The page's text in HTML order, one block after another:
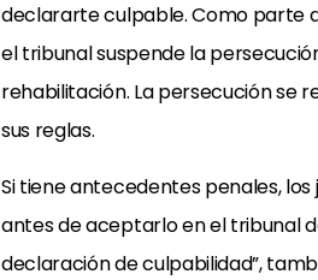
declararte culpable. Como parte
el tribunal suspende la
rehabilitación. La persecución se
sus reglas.
Si tiene antecedentes penales,
antes de aceptarlo en el tribunal
declaración de culpabilidad”,